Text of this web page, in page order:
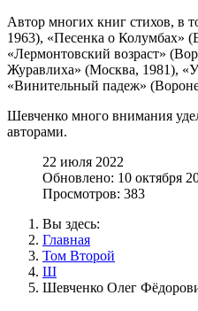
Автор многих книг стихов, в
1963), «Песенка о Колумбах»
«Лермонтовский возраст»
Журавлиха» (Москва, 1981),
«Винительный падеж»
Шевченко много внимания
авторами.
22 июля 2022
Обновлено: 10 октября
Просмотров: 383
Вы здесь:
Главная
Том Второй
Ш
Шевченко Олег